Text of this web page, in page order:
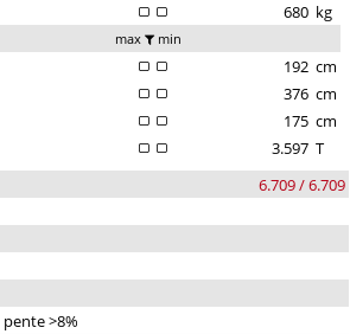
680 kg
max min
192 cm
376 cm
175 cm
3.597 T
6.709 / 6.709
>8%